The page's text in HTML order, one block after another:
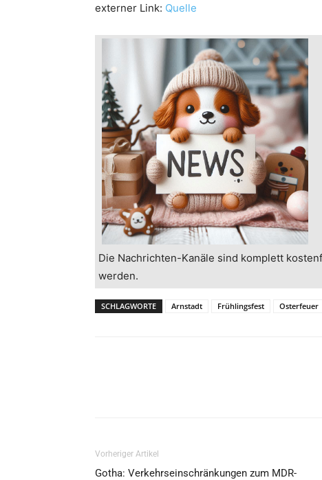
externer Link: Quelle
Die Nachrichten-Kanäle sind komplett
werden.
SCHLAGWORTE Arnstadt Frühlingsfest Osterfeuer
Vorheriger Artikel
Gotha: Verkehrseinschränkungen zum MDR-